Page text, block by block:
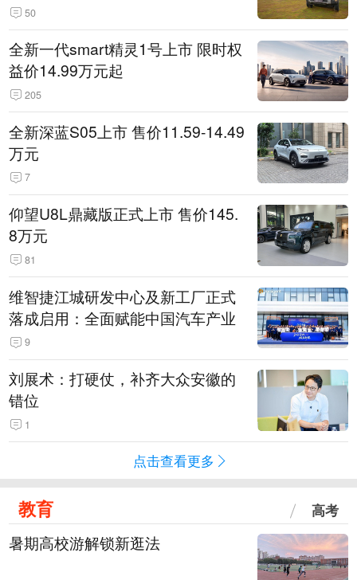
50
全新一代smart精灵1号上市 限时权
益价14.99万元起
205
全新深蓝S05上市 售价11.59-14.49
万元
7
仰望U8L鼎藏版正式上市 售价145.
8万元
81
维智捷江城研发中心及新工厂正式
落成启用：全面赋能中国汽车产业
9
刘展术：打硬仗，补齐大众安徽的
错位
1
点击查看更多
教育 高考
暑期高校游解锁新逛法